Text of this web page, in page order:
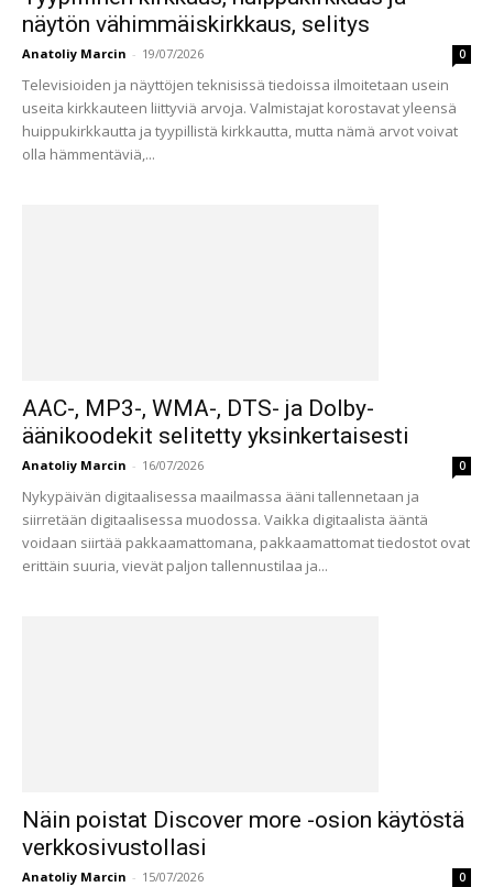
näytön vähimmäiskirkkaus, selitys
Anatoliy Marcin - 19/07/2026 0
Televisioiden ja näyttöjen teknisissä tiedoissa ilmoitetaan usein
useita kirkkauteen liittyviä arvoja. Valmistajat korostavat yleensä
huippukirkkautta ja tyypillistä kirkkautta, mutta nämä arvot voivat
olla hämmentäviä,...
AAC-, MP3-, WMA-, DTS- ja Dolby-
äänikoodekit selitetty yksinkertaisesti
Anatoliy Marcin - 16/07/2026 0
Nykypäivän digitaalisessa maailmassa ääni tallennetaan ja
siirretään digitaalisessa muodossa. Vaikka digitaalista ääntä
voidaan siirtää pakkaamattomana, pakkaamattomat tiedostot ovat
erittäin suuria, vievät paljon tallennustilaa ja...
Näin poistat Discover more -osion käytöstä
verkkosivustollasi
Anatoliy Marcin - 15/07/2026 0